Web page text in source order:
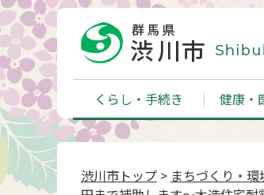
くらし・手続き 健康・
渋川市トップ > まちづくり・環